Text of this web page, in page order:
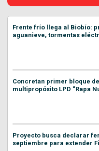
Frente frío llega al Biobío:
aguanieve, tormentas
Concretan primer bloque
multipropósito LPD “Rapa
Proyecto busca declarar
septiembre para extender